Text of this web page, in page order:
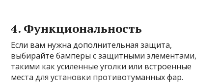
4. Функциональность
Если вам нужна дополнительная защита,
выбирайте бамперы с защитными элементами,
такими как усиленные уголки или встроенные
места для установки противотуманных фар.